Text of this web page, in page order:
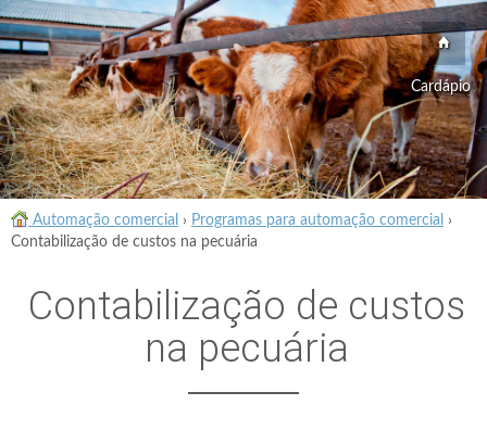
Cardápio
Automação comercial › Programas para automação comercial
›
Contabilização de custos na pecuária
Contabilização de custos
na pecuária